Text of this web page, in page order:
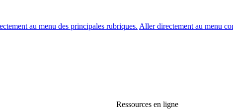
au menu des principales rubriques. Aller directement au menu
Ressources en ligne